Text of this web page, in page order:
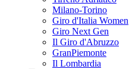
Milano-Torino
Giro d'Italia Women
Giro Next Gen
Il Giro d'Abruzzo
GranPiemonte
Il Lombardia